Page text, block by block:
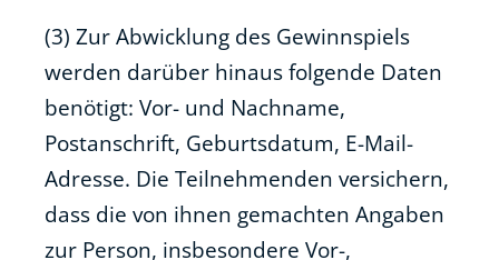
(3) Zur Abwicklung des Gewinnspiels
werden darüber hinaus folgende Daten
benötigt: Vor- und Nachname,
Postanschrift, Geburtsdatum, E-Mail-
Adresse. Die Teilnehmenden versichern,
dass die von ihnen gemachten Angaben
zur Person, insbesondere Vor-,